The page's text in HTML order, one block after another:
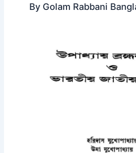
By Golam Rabbani